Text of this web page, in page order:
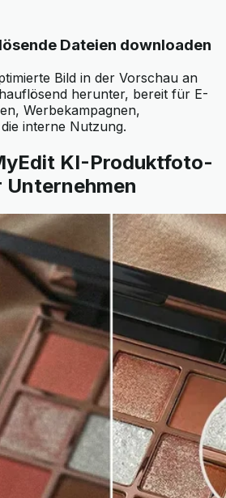
Dateien downloaden
Bild in der Vorschau an
herunter, bereit für E-
Werbekampagnen,
interne Nutzung.
KI-Produktfoto-
Unternehmen